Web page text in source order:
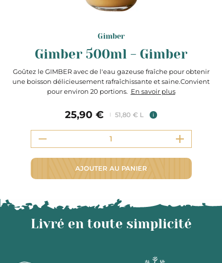
Gimber
Gimber 500ml - Gimber
Goûtez le GIMBER avec de l'eau gazeuse fraîche pour obtenir
une boisson délicieusement rafraîchissante et saine.Convient
pour environ 20 portions. En savoir plus
25,90 € 51,80 € L i
AJOUTER AU PANIER
Livré en toute simplicité